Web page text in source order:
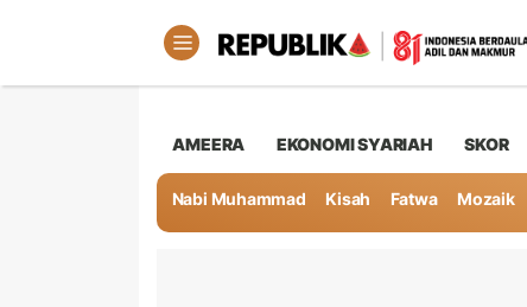
AMEERA EKONOMI SYARIAH SKOR
Nabi Muhammad Kisah Fatwa Mozaik